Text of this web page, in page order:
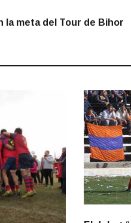
la meta del Tour de Bihor